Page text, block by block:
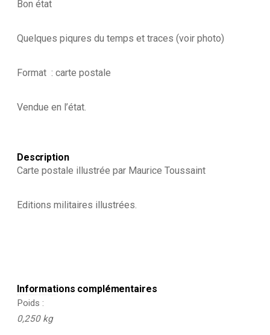
Toussaint
-
Bon état
Quelques piqures du temps et traces (voir photo)
Format : carte postale
Vendue en l’état.
Description
Carte postale illustrée par Maurice Toussaint
Editions militaires illustrées.
Informations complémentaires
Poids
0,250 kg